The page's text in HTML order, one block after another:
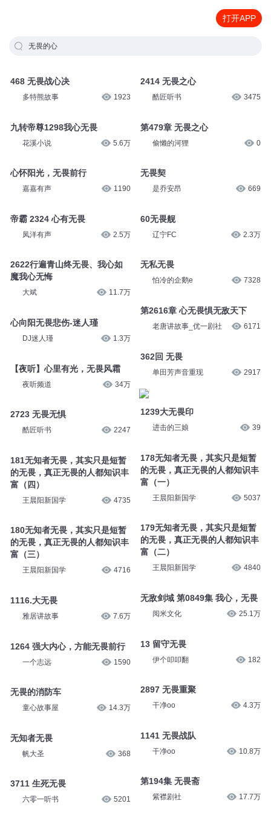
打开APP
无畏的心
468 无畏战心决
多特熊故事 1923
九转帝尊1298我心无畏
花溪小说 5.6万
心怀阳光，无畏前行
嘉嘉有声 1190
帝霸 2324 心有无畏
凤洋有声 2.5万
2622行遍青山终无畏、我心如
魔我心无悔
大斌 11.7万
心向阳无畏悲伤-迷人瑾
DJ迷人瑾 1.3万
【夜听】心里有光，无畏风霜
夜听频道 34万
2723 无畏无惧
酷匠听书 2247
181无知者无畏，其实只是短暂
的无畏，真正无畏的人都知识丰
富（四）
王晨阳新国学 4735
180无知者无畏，其实只是短暂
的无畏，真正无畏的人都知识丰
富（三）
王晨阳新国学 4716
1116.大无畏
雅居讲故事 7.6万
1264 强大内心，方能无畏前行
一个志远 1590
无畏的消防车
童心故事屋 14.3万
无知者无畏
帆大圣 368
3711 生死无畏
六零一听书 5201
2414 无畏之心
酷匠听书 3475
第479章 无畏之心
偷懒的河狸 0
无畏契
是乔安昂 669
60无畏舰
辽宁FC 2.3万
无私无畏
怕冷的企鹅e 7328
第2616章 心无畏惧无敌天下
老唐讲故事_优一剧社 6171
362回 无畏
单田芳声音重现 2917
1239大无畏印
进击的三娘 39
178无知者无畏，其实只是短暂
的无畏，真正无畏的人都知识丰
富（一）
王晨阳新国学 5037
179无知者无畏，其实只是短暂
的无畏，真正无畏的人都知识丰
富（二）
王晨阳新国学 4840
无敌剑域 第0849集 我心，无畏
阅米文化 25.1万
13 留守无畏
伊个叩叩翻 182
2897 无畏重聚
干净oo 4.3万
1141 无畏战队
干净oo 10.8万
第194集 无畏斋
紫襟剧社 17.7万